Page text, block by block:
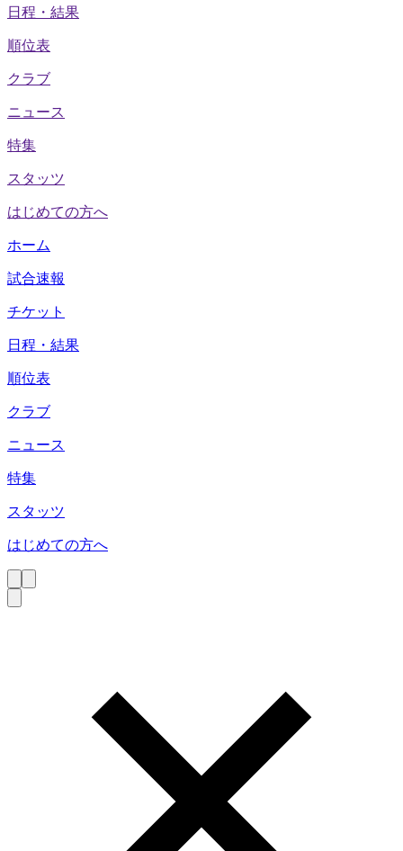
日程・結果
順位表
クラブ
ニュース
特集
スタッツ
はじめての方へ
ホーム
試合速報
チケット
日程・結果
順位表
クラブ
ニュース
特集
スタッツ
はじめての方へ